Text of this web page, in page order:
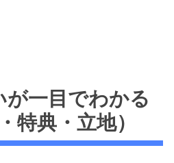
が一目でわかる
特典・立地）